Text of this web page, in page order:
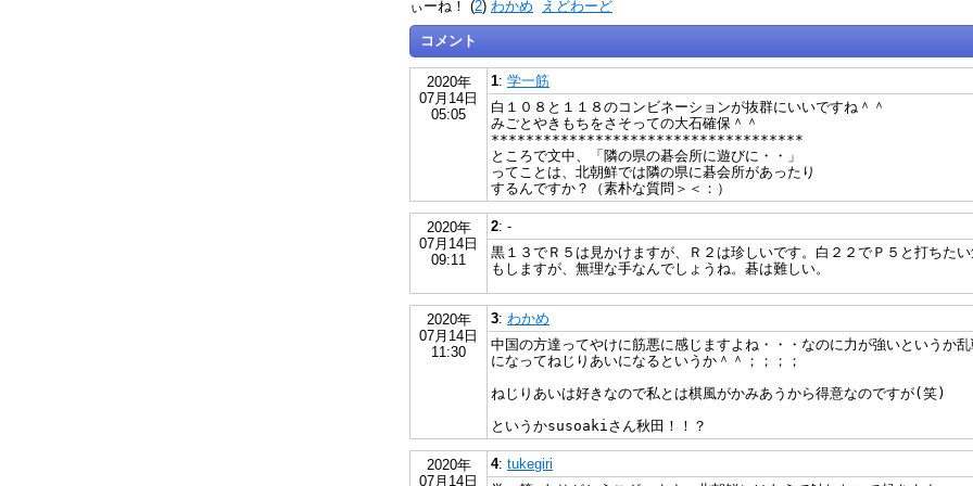
ぃーね！ (2) わかめ えどわーど
コメント
2020年
07月14日
05:05
1: 学一筋
白１０８と１１８のコンビネーションが抜群にいいですね＾＾
みごとやきもちをさそっての大石確保＾＾
************************************
ところで文中、「隣の県の碁会所に遊びに・・」
ってことは、北朝鮮では隣の県に碁会所があったり
するんですか？（素朴な質問＞＜：）
2020年
07月14日
09:11
2: -
黒１３でＲ５は見かけますが、Ｒ２は珍しいです。白２２でＰ５と打ちた
もしますが、無理な手なんでしょうね。碁は難しい。
2020年
07月14日
11:30
3: わかめ
中国の方達ってやけに筋悪に感じますよね・・・なのに力が強いというか
になってねじりあいになるというか＾＾；；；；
ねじりあいは好きなので私とは棋風がかみあうから得意なのですが(笑)
というかsusoakiさん秋田！！？
2020年
07月14日
4: tukegiri